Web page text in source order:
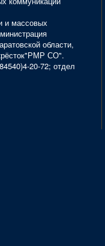
и массовых
области,
СО".
20-72; отдел